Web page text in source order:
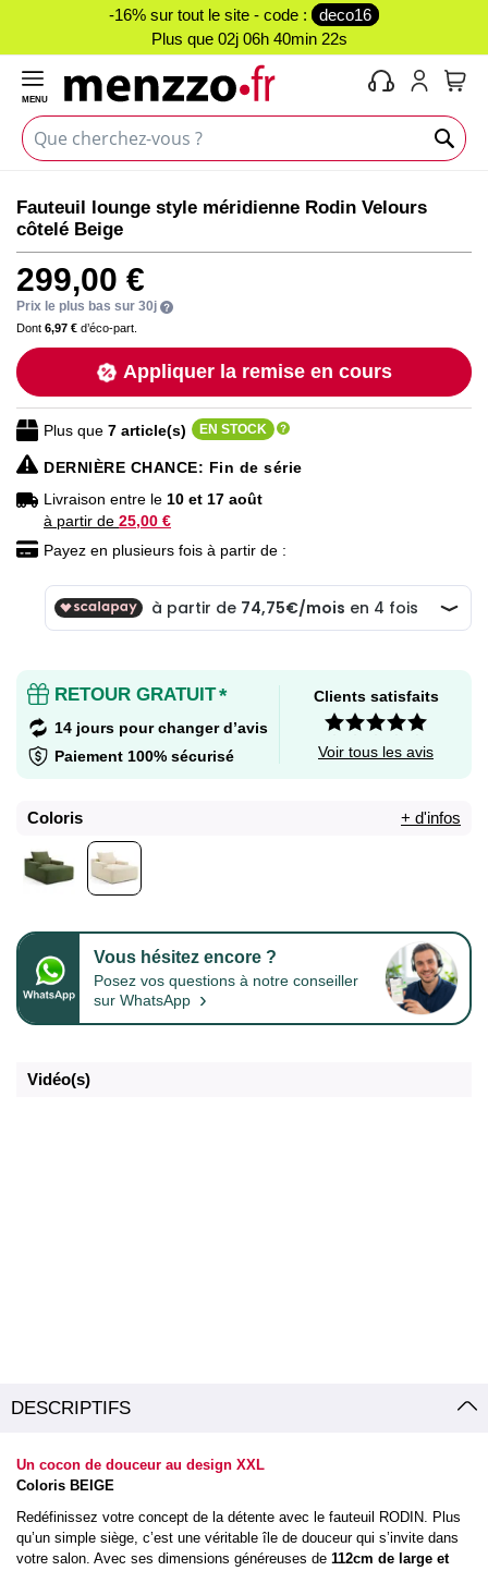
-16% sur tout le site - code :
deco16
Plus que 02j 06h 40min 22s
MENU
to
the
end
of
the
images
gallery
to
the
beginning
of
the
images
gallery
Fauteuil lounge style méridienne Rodin Velours
côtelé Beige
299,00 €
Prix le plus bas sur 30j
Dont 6,97 € d’éco-part.
Appliquer la remise en cours
Plus que 7 article(s) EN STOCK
DERNIÈRE CHANCE: Fin de série
Livraison entre le 10 et 17 août
à partir de 25,00 €
Payez en plusieurs fois à partir de :
RETOUR GRATUIT*
14 jours pour changer d’avis
Paiement 100% sécurisé
Clients satisfaits
Voir tous les avis
Coloris + d'infos
Vous hésitez encore ?
Posez vos questions à notre conseiller
sur WhatsApp ›
Vidéo(s)
DESCRIPTIFS
Un cocon de douceur au design XXL
Coloris BEIGE
Redéfinissez votre concept de la détente avec le fauteuil RODIN. Plus
qu’un simple siège, c’est une véritable île de douceur qui s’invite dans
votre salon. Avec ses dimensions généreuses de 112cm de large et